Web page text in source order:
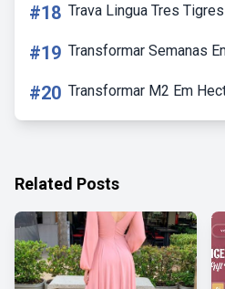
#18 Trava Lingua Tres Tigres
#19 Transformar Semanas
#20 Transformar M2 Em
Related Posts